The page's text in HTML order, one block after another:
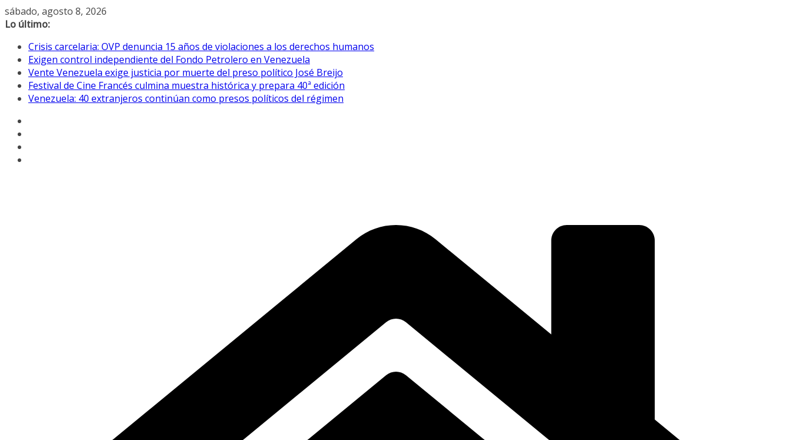
Saltar
al
sábado, agosto 8, 2026
Lo último:
Crisis carcelaria: OVP denuncia 15 años de violaciones a los derechos humanos
Exigen control independiente del Fondo Petrolero en Venezuela
Vente Venezuela exige justicia por muerte del preso político José Breijo
Festival de Cine Francés culmina muestra histórica y prepara 40ª edición
Venezuela: 40 extranjeros continúan como presos políticos del régimen